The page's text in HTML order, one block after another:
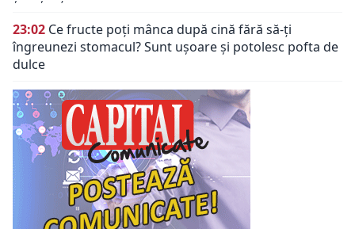
23:02 Ce fructe poți mânca după cină fără să-ți
îngreunezi stomacul? Sunt ușoare și potolesc pofta de
dulce